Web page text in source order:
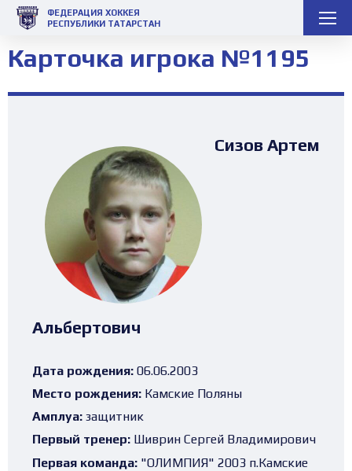
ФЕДЕРАЦИЯ ХОККЕЯ
РЕСПУБЛИКИ ТАТАРСТАН
Карточка игрока №1195
Сизов Артем
Альбертович
Дата рождения: 06.06.2003
Место рождения: Камские Поляны
Амплуа: защитник
Первый тренер: Шиврин Сергей Владимирович
Первая команда: "ОЛИМПИЯ" 2003 п.Камские